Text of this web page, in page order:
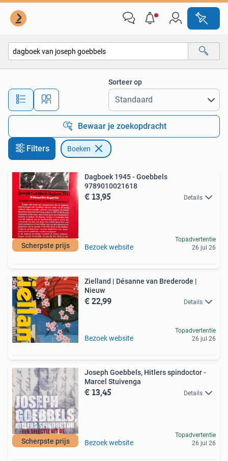
Alle afstanden…
Sorteer op
Bewaar je zoekopdracht
Filters Boeken
Scherpste prijs
Dagboek 1945 - Goebbels
9789010021618
€ 13,95 Details
Bezoek website
Topadvertentie
26 jul 26
Zielland | Désanne van Brederode |
Nieuw
€ 22,99 Details
Bezoek website
Topadvertentie
26 jul 26
Scherpste prijs
Joseph Goebbels, Hitlers spindoctor -
Marcel Stuivenga
€ 13,45 Details
Bezoek website
Topadvertentie
26 jul 26